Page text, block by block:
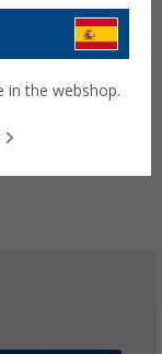
in the webshop.